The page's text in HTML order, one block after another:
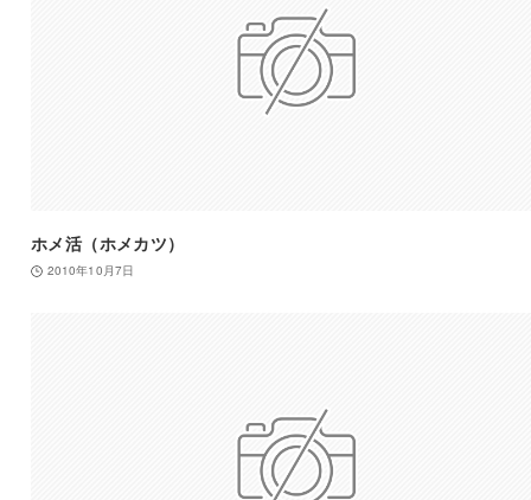
ホメ活（ホメカツ）
2010年10月7日